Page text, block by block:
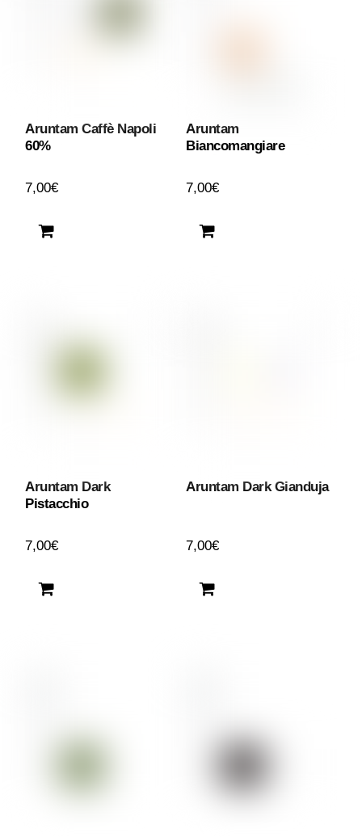
Aruntam Caffè Napoli
60%
7,00€
Aruntam
Biancomangiare
7,00€
Aruntam Dark
Pistacchio
7,00€
Aruntam Dark Gianduja
7,00€